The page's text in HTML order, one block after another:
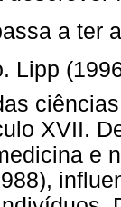
a ter
Lipp
XVII.
e